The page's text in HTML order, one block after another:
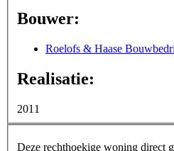
Bouwer:
Roelofs & Haase
Realisatie:
2011
Deze rechthoekige woning direct